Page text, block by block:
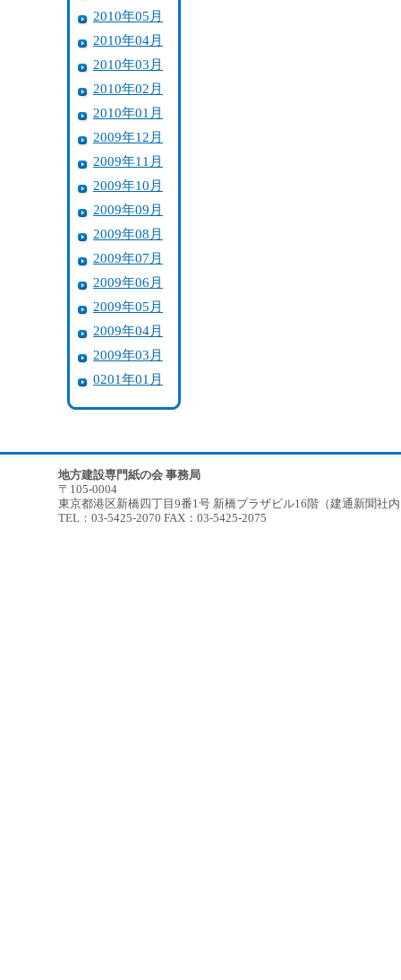
2010年05月
2010年04月
2010年03月
2010年02月
2010年01月
2009年12月
2009年11月
2009年10月
2009年09月
2009年08月
2009年07月
2009年06月
2009年05月
2009年04月
2009年03月
0201年01月
地方建設専門紙の会 事務局
〒105-0004
東京都港区新橋四丁目9番1号 新橋プラザビル16階（建通新聞社
TEL：03-5425-2070 FAX：03-5425-2075